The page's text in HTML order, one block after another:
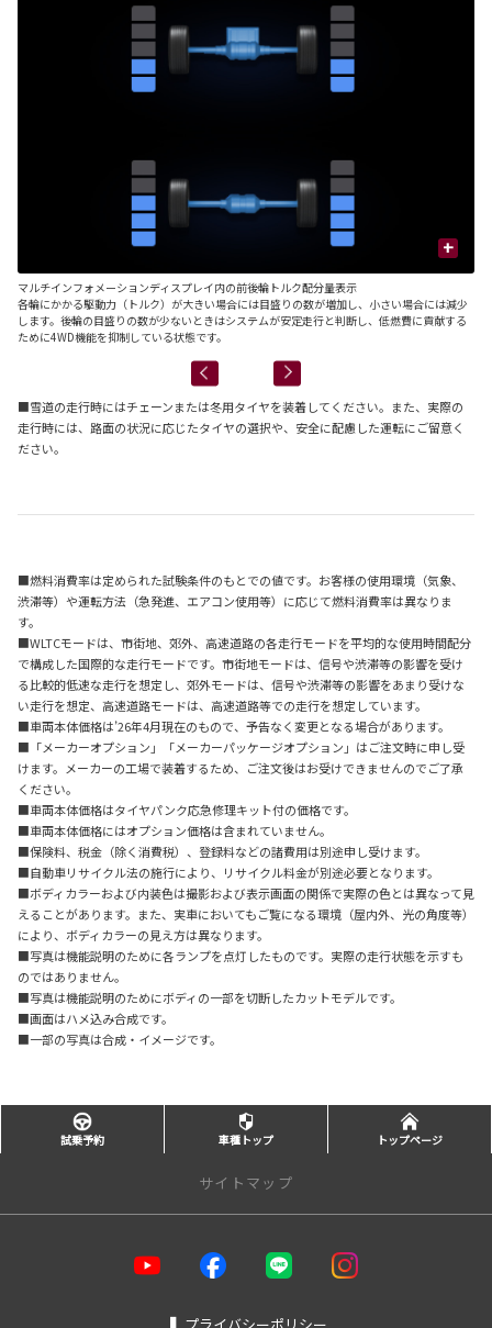
+
マルチインフォメーションディスプレイ内の前後輪トルク配分量表示
各輪にかかる駆動力（トルク）が大きい場合には目盛りの数が増加し、小さい場合には減少
します。後輪の目盛りの数が少ないときはシステムが安定走行と判断し、低燃費に貢献する
ために4WD機能を抑制している状態です。
■雪道の走行時にはチェーンまたは冬用タイヤを装着してください。また、実際の
走行時には、路面の状況に応じたタイヤの選択や、安全に配慮した運転にご留意く
ださい。
■燃料消費率は定められた試験条件のもとでの値です。お客様の使用環境（気象、
渋滞等）や運転方法（急発進、エアコン使用等）に応じて燃料消費率は異なりま
す。
■WLTCモードは、市街地、郊外、高速道路の各走行モードを平均的な使用時間配分
で構成した国際的な走行モードです。市街地モードは、信号や渋滞等の影響を受け
る比較的低速な走行を想定し、郊外モードは、信号や渋滞等の影響をあまり受けな
い走行を想定、高速道路モードは、高速道路等での走行を想定しています。
■車両本体価格は’26年4月現在のもので、予告なく変更となる場合があります。
■「メーカーオプション」「メーカーパッケージオプション」はご注文時に申し受
けます。メーカーの工場で装着するため、ご注文後はお受けできませんのでご了承
ください。
■車両本体価格はタイヤパンク応急修理キット付の価格です。
■車両本体価格にはオプション価格は含まれていません。
■保険料、税金（除く消費税）、登録料などの諸費用は別途申し受けます。
■自動車リサイクル法の施行により、リサイクル料金が別途必要となります。
■ボディカラーおよび内装色は撮影および表示画面の関係で実際の色とは異なって見
えることがあります。また、実車においてもご覧になる環境（屋内外、光の角度等）
により、ボディカラーの見え方は異なります。
■写真は機能説明のために各ランプを点灯したものです。実際の走行状態を示すも
のではありません。
■写真は機能説明のためにボディの一部を切断したカットモデルです。
■画面はハメ込み合成です。
■一部の写真は合成・イメージです。
試乗予約 車種トップ トップページ
サイトマップ
❚